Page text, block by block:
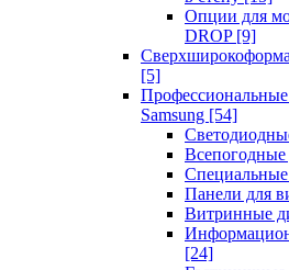
Опции для
DROP [9]
[5]
Samsung [54]
Всепогодные
Специальные
Панели для
Витринные
[24]